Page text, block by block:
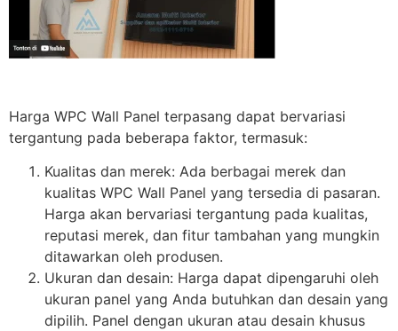
Harga WPC Wall Panel terpasang dapat bervariasi
tergantung pada beberapa faktor, termasuk:
Kualitas dan merek: Ada berbagai merek dan
kualitas WPC Wall Panel yang tersedia di pasaran.
Harga akan bervariasi tergantung pada kualitas,
reputasi merek, dan fitur tambahan yang mungkin
ditawarkan oleh produsen.
Ukuran dan desain: Harga dapat dipengaruhi oleh
ukuran panel yang Anda butuhkan dan desain yang
dipilih. Panel dengan ukuran atau desain khusus